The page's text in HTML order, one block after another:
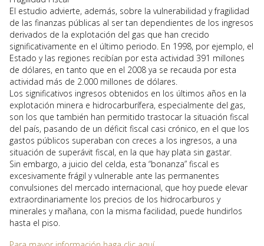
El estudio advierte, además, sobre la vulnerabilidad y fragilidad
de las finanzas públicas al ser tan dependientes de los ingresos
derivados de la explotación del gas que han crecido
significativamente en el último periodo. En 1998, por ejemplo, el
Estado y las regiones recibían por esta actividad 391 millones
de dólares, en tanto que en el 2008 ya se recauda por esta
actividad más de 2.000 millones de dólares.
Los significativos ingresos obtenidos en los últimos años en la
explotación minera e hidrocarburífera, especialmente del gas,
son los que también han permitido trastocar la situación fiscal
del país, pasando de un déficit fiscal casi crónico, en el que los
gastos públicos superaban con creces a los ingresos, a una
situación de superávit fiscal, en la que hay plata sin gastar.
Sin embargo, a juicio del celda, esta “bonanza” fiscal es
excesivamente frágil y vulnerable ante las permanentes
convulsiones del mercado internacional, que hoy puede elevar
extraordinariamente los precios de los hidrocarburos y
minerales y mañana, con la misma facilidad, puede hundirlos
hasta el piso.